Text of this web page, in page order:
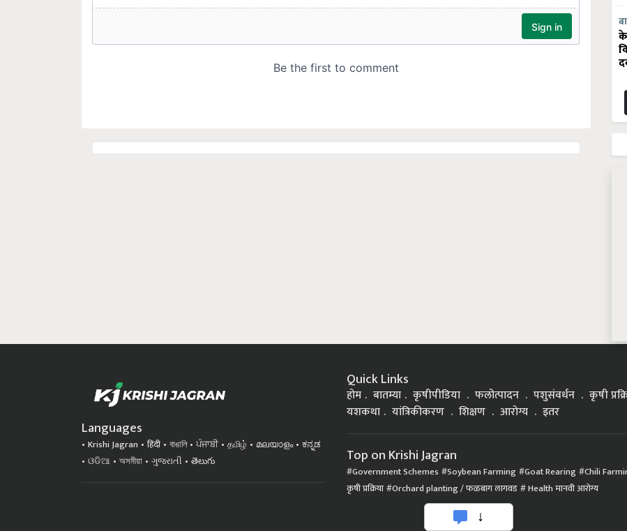
Languages
Krishi Jagran हिंदी বাঙালি ਪੰਜਾਬੀ தமிழ் മലയാളം
ಕನ್ನಡ
ଓଡିଆ
অসমীয়া ગુજરાતી తెలుగు
Quick Links
होम बातम्या कृषीपीडिया फलोत्पादन पशुसंवर्धन
कृषी
यशकथा
यांत्रिकीकरण शिक्षण आरोग्य इतर
Top on Krishi Jagran
Government Schemes Soybean Farming Goat Rearing Chili
कृषी प्रक्रिया Orchard planting / फळबाग लागवड Health मानवी आरोग्य